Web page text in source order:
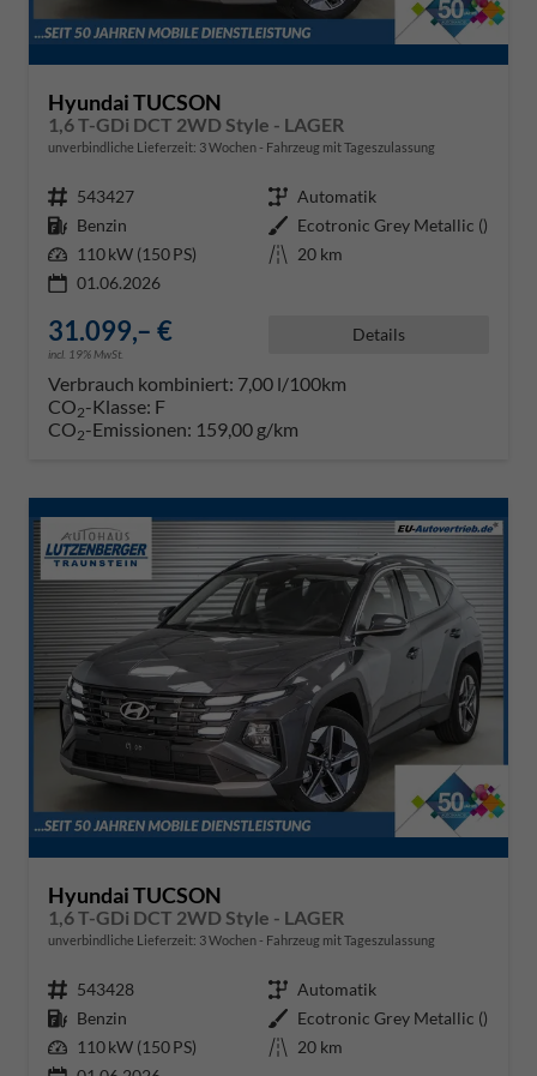
Hyundai TUCSON
1,6 T-GDi DCT 2WD Style - LAGER
unverbindliche Lieferzeit: 3 Wochen Fahrzeug mit Tageszulassung
Fahrzeugnr. 543427 Getriebe Automatik
Kraftstoff Benzin Außenfarbe Ecotronic Grey Metallic ()
Leistung 110 kW (150 PS) Kilometerstand 20 km
01.06.2026
31.099,– €
incl. 19% MwSt.
Details
Verbrauch kombiniert: 7,00 l/100km
CO2-Klasse: F
CO2-Emissionen: 159,00 g/km
Hyundai TUCSON
1,6 T-GDi DCT 2WD Style - LAGER
unverbindliche Lieferzeit: 3 Wochen Fahrzeug mit Tageszulassung
Fahrzeugnr. 543428 Getriebe Automatik
Kraftstoff Benzin Außenfarbe Ecotronic Grey Metallic ()
Leistung 110 kW (150 PS) Kilometerstand 20 km